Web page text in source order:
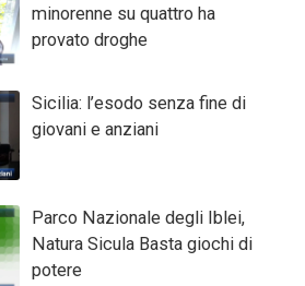
minorenne su quattro ha
provato droghe
Sicilia: l’esodo senza fine di
giovani e anziani
Parco Nazionale degli Iblei,
Natura Sicula Basta giochi di
potere